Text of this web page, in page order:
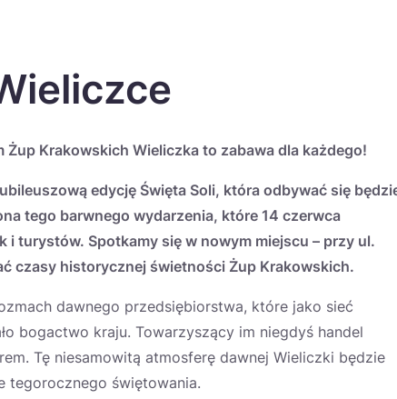
Żup Krakowskich Wieliczka to zabawa dla każdego!
edycję Święta Soli, która odbywać się
tego barwnego wydarzenia, które 14 czerwca
turystów. Spotkamy się w nowym miejscu – przy ul.
czasy historycznej świetności Żup Krakowskich.
dawnego przedsiębiorstwa, które jako sieć
bogactwo kraju. Towarzyszący im niegdyś handel
Tę niesamowitą atmosferę dawnej Wieliczki będzie
tegorocznego świętowania.